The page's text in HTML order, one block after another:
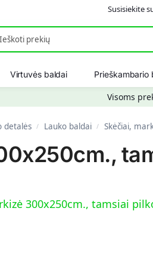
Susisiekite
Virtuvės baldai Prieškambario
Visoms
detalės / Lauko baldai / Skėčiai,